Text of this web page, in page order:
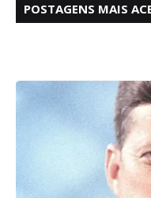
POSTAGENS MAIS